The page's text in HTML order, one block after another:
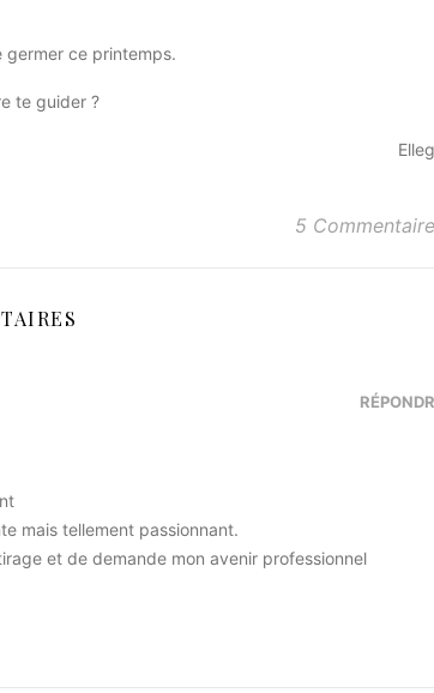
germer ce printemps.
te guider ?
5
mais tellement passionnant.
et de demande mon avenir professionnel